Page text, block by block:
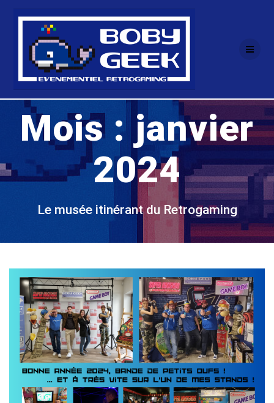
au
contenu
Mois : janvier
2024
Le musée itinérant du Retrogaming